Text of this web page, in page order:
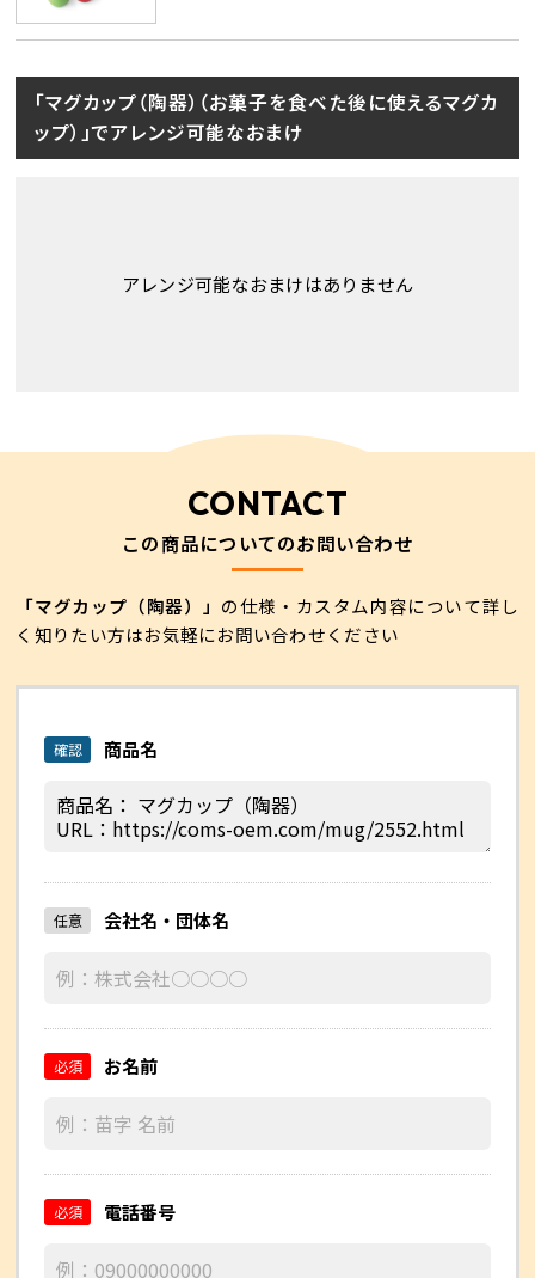
「マグカップ（陶器）（お菓子を食べた後に使えるマグカ
ップ）」でアレンジ可能なおまけ
アレンジ可能なおまけはありません
CONTACT
この商品についてのお問い合わせ
「マグカップ（陶器）」 の仕様・カスタム内容について詳し
く知りたい方はお気軽にお問い合わせください
商品名
確認
会社名・団体名
任意
お名前
必須
電話番号
必須